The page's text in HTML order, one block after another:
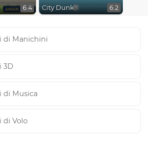
6.4 City Dunk 6.2
di Manichini
3D
di Musica
di Volo